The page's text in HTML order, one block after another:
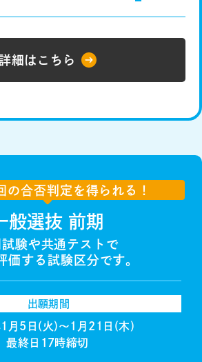
細はこちら
の合否判定を得られる！
般選抜 前期
験や共通テストで
価する試験区分です。
出願期間
月5日(火)〜1月21日(木)
最終日17時締切